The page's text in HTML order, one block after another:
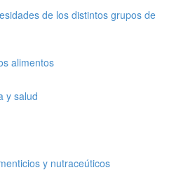
de los distintos grupos de
alimentos
y salud
y nutraceúticos